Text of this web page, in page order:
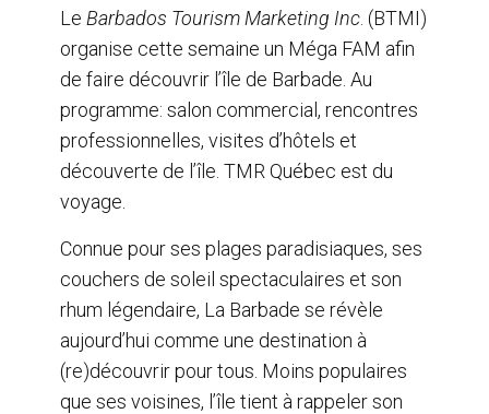
r
e
e
b
o
k
k
e
d
n
i
l
Le Barbados Tourism Marketing Inc . (BTMI)
organise cette semaine un Méga FAM afin
de faire découvrir l’île de Barbade. Au
programme: salon commercial, rencontres
professionnelles, visites d’hôtels et
découverte de l’île. TMR Québec est du
voyage.
Connue pour ses plages paradisiaques, ses
couchers de soleil spectaculaires et son
rhum légendaire, La Barbade se révèle
aujourd’hui comme une destination à
(re)découvrir pour tous. Moins populaires
que ses voisines, l’île tient à rappeler son